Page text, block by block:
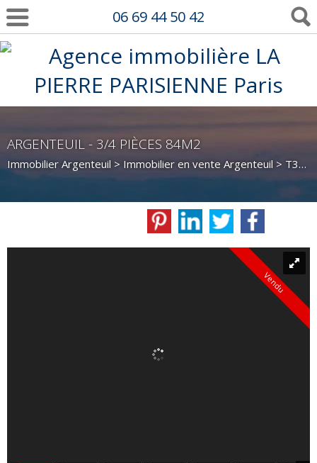
06 69 44 50 42
ARGENTEUIL - 3/4 PIÈCES 84M2
Immobilier Argenteuil > Immobilier en vente Argenteuil > T3/4 en vente Argenteuil
Vendu